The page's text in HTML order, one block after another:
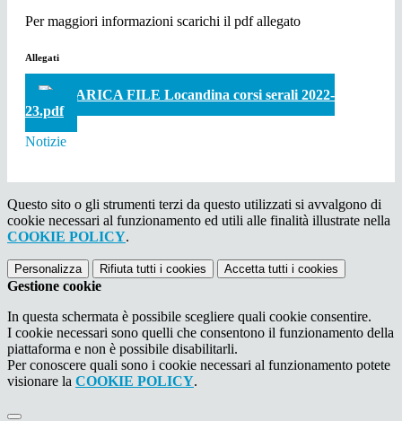
Per maggiori informazioni scarichi il pdf allegato
Allegati
SCARICA FILE Locandina corsi serali 2022-
23.pdf
Notizie
Questo sito o gli strumenti terzi da questo utilizzati si avvalgono di
cookie necessari al funzionamento ed utili alle finalità illustrate nella
COOKIE POLICY.
Personalizza Rifiuta tutti i cookies Accetta tutti i cookies
Gestione cookie
In questa schermata è possibile scegliere quali cookie consentire.
I cookie necessari sono quelli che consentono il funzionamento della
piattaforma e non è possibile disabilitarli.
Per conoscere quali sono i cookie necessari al funzionamento potete
visionare la COOKIE POLICY.